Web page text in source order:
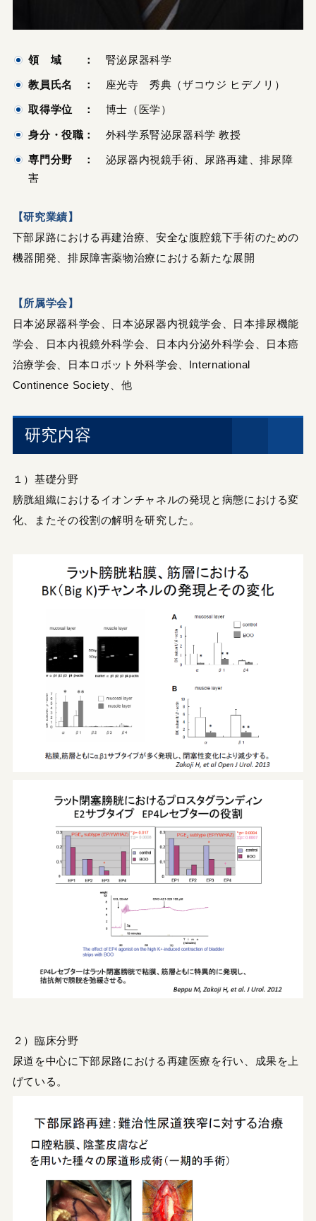
領 域 ： 腎泌尿器科学
教員氏名 ： 座光寺 秀典（ザコウジ ヒデノリ）
取得学位 ： 博士（医学）
身分・役職： 外科学系腎泌尿器科学 教授
専門分野 ： 泌尿器内視鏡手術、尿路再建、排尿障
害
【研究業績】
下部尿路における再建治療、安全な腹腔鏡下手術のための
機器開発、排尿障害薬物治療における新たな展開
【所属学会】
日本泌尿器科学会、日本泌尿器内視鏡学会、日本排尿機能
学会、日本内視鏡外科学会、日本内分泌外科学会、日本癌
治療学会、日本ロボット外科学会、International
Continence Society、他
研究内容
１）基礎分野
膀胱組織におけるイオンチャネルの発現と病態における変
化、またその役割の解明を研究した。
２）臨床分野
尿道を中心に下部尿路における再建医療を行い、成果を上
げている。